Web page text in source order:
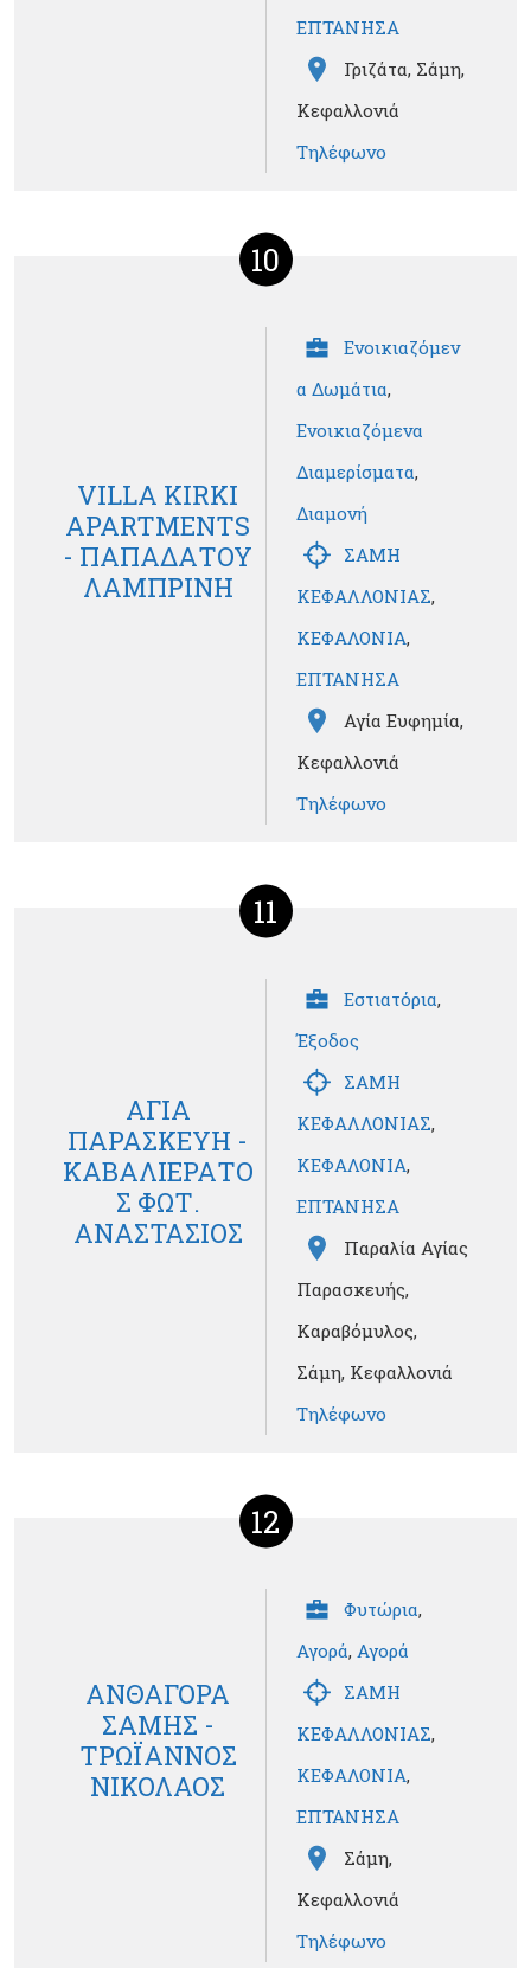
ΕΠΤΑΝΗΣΑ
Γριζάτα, Σάμη,
Κεφαλλονιά
Τηλέφωνο
10
VILLA KIRKI
APARTMENTS
- ΠΑΠΑΔΑΤΟΥ
ΛΑΜΠΡΙΝΗ
Ενοικιαζόμεν
α Δωμάτια,
Ενοικιαζόμενα
Διαμερίσματα,
Διαμονή
ΣΑΜΗ
ΚΕΦΑΛΛΟΝΙΑΣ,
ΚΕΦΑΛΟΝΙΑ,
ΕΠΤΑΝΗΣΑ
Αγία Ευφημία,
Κεφαλλονιά
Τηλέφωνο
11
ΑΓΙΑ
ΠΑΡΑΣΚΕΥΗ -
ΚΑΒΑΛΙΕΡΑΤΟ
Σ ΦΩΤ.
ΑΝΑΣΤΑΣΙΟΣ
Εστιατόρια,
Έξοδος
ΣΑΜΗ
ΚΕΦΑΛΛΟΝΙΑΣ,
ΚΕΦΑΛΟΝΙΑ,
ΕΠΤΑΝΗΣΑ
Παραλία Αγίας
Παρασκευής,
Καραβόμυλος,
Σάμη, Κεφαλλονιά
Τηλέφωνο
12
ΑΝΘΑΓΟΡΑ
ΣΑΜΗΣ -
ΤΡΩΪΑΝΝΟΣ
ΝΙΚΟΛΑΟΣ
Φυτώρια,
Αγορά, Αγορά
ΣΑΜΗ
ΚΕΦΑΛΛΟΝΙΑΣ,
ΚΕΦΑΛΟΝΙΑ,
ΕΠΤΑΝΗΣΑ
Σάμη,
Κεφαλλονιά
Τηλέφωνο